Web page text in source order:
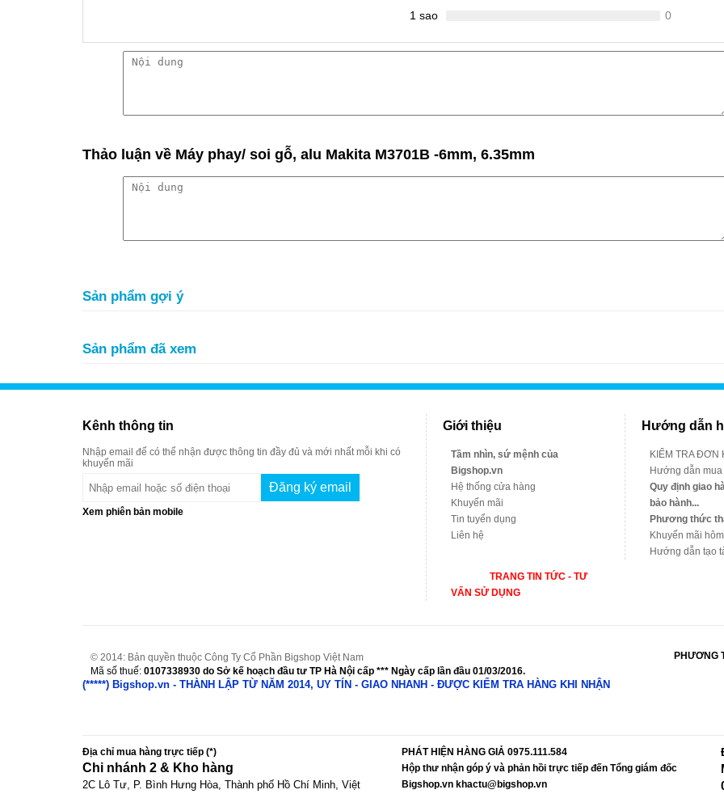
1 sao
0
Thảo luận về Máy phay/ soi gỗ, alu Makita M3701B -6mm, 6.35mm
Sản phẩm gợi ý
Sản phẩm đã xem
Kênh thông tin
Nhập email để có thể nhận được thông tin đầy đủ và mới nhất mỗi khi có
khuyến mãi
Xem phiên bản mobile
Giới thiệu
Tầm nhìn, sứ mệnh của
Bigshop.vn
Hệ thống cửa hàng
Khuyến mãi
Tin tuyển dụng
Liên hệ
TRANG TIN TỨC - TƯ
VẤN SỬ DỤNG
Hướng dẫn
KIỂM TRA ĐƠN
Hướng dẫn mua
Quy định giao
bảo hành...
Phương thức
Khuyến mãi
Hướng dẫn tạo
© 2014: Bản quyền thuộc Công Ty Cổ Phần Bigshop Việt Nam
Mã số thuế: 0107338930 do Sở kế hoạch đầu tư TP Hà Nội cấp *** Ngày cấp lần đầu 01/03/2016.
(*****) Bigshop.vn - THÀNH LẬP TỪ NĂM 2014, UY TÍN - GIAO NHANH - ĐƯỢC KIỂM TRA HÀNG KHI NHẬN
PHƯƠNG
Địa chỉ mua hàng trực tiếp (*)
Chi nhánh 2 & Kho hàng
2C Lô Tư, P. Bình Hưng Hòa, Thành phố Hồ Chí Minh, Việt
PHÁT HIỆN HÀNG GIẢ 0975.111.584
Hộp thư nhận góp ý và phản hồi trực tiếp đến Tổng giám đốc
Bigshop.vn khactu@bigshop.vn